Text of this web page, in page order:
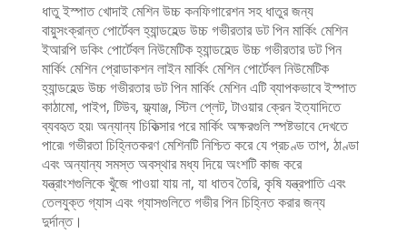
ধাতু ইস্পাত খোদাই মেশিন উচ্চ কনফিগারেশন সহ ধাতুর জন্য
বায়ুসংক্রান্ত পোর্টেবল হ্যান্ডহেল্ড উচ্চ গভীরতার ডট পিন মার্কিং মেশিন
ইআরপি ডকিং পোর্টেবল নিউমেটিক হ্যান্ডহেল্ড উচ্চ গভীরতার ডট পিন
মার্কিং মেশিন প্রোডাকশন লাইন মার্কিং মেশিন পোর্টেবল নিউমেটিক
হ্যান্ডহেল্ড উচ্চ গভীরতার ডট পিন মার্কিং মেশিন এটি ব্যাপকভাবে ইস্পাত
কাঠামো, পাইপ, টিউব, ফ্ল্যাঞ্জ, স্টিল প্লেট, টাওয়ার ক্রেন ইত্যাদিতে
ব্যবহৃত হয়৷ অন্যান্য চিকিত্সার পরে মার্কিং অক্ষরগুলি স্পষ্টভাবে দেখতে
পারে৷ গভীরতা চিহ্নিতকরণ মেশিনটি নিশ্চিত করে যে প্রচণ্ড তাপ, ঠাণ্ডা
এবং অন্যান্য সমস্ত অবস্থার মধ্য দিয়ে অংশটি কাজ করে
যন্ত্রাংশগুলিকে খুঁজে পাওয়া যায় না, যা ধাতব তৈরি, কৃষি যন্ত্রপাতি এবং
তেলযুক্ত গ্যাস এবং গ্যাসগুলিতে গভীর পিন চিহ্নিত করার জন্য
দুর্দান্ত।